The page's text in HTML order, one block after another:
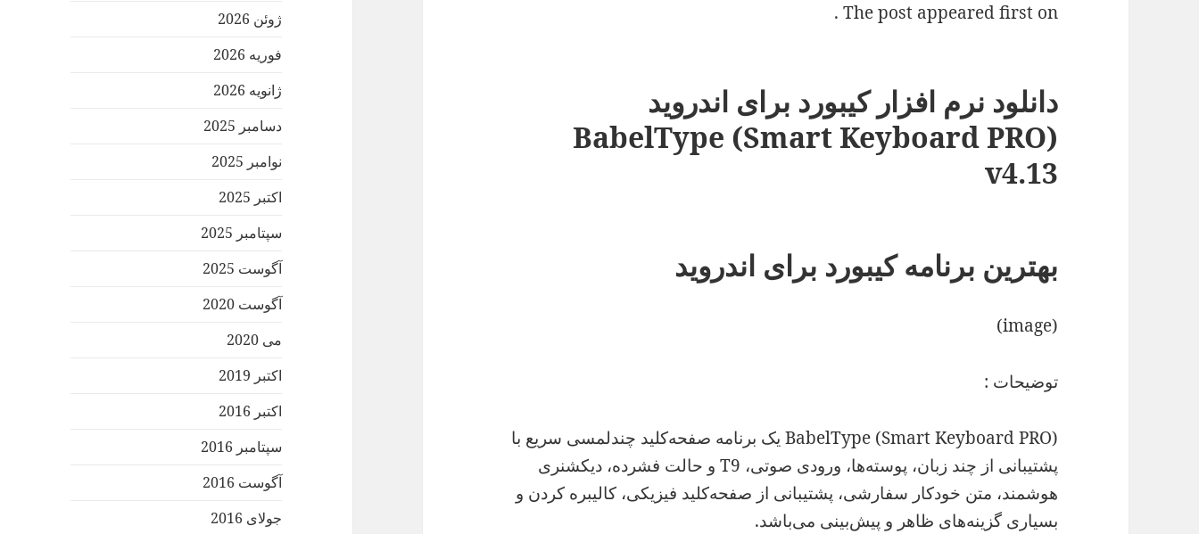
ژوئن 2026
فوریه 2026
ژانویه 2026
دسامبر 2025
نوامبر 2025
اکتبر 2025
سپتامبر 2025
آگوست 2025
آگوست 2020
می 2020
اکتبر 2019
اکتبر 2016
سپتامبر 2016
آگوست 2016
جولای 2016
The post appeared first on .
دانلود نرم افزار کیبورد برای اندروید
BabelType (Smart Keyboard PRO)
v4.13
بهترین برنامه کیبورد برای اندروید
(image)
توضیحات :
BabelType (Smart Keyboard PRO) یک برنامه صفحه‌کلید چندلمسی سریع با
پشتیبانی از چند زبان، پوسته‌ها، ورودی صوتی، T9 و حالت فشرده، دیکشنری
هوشمند، متن خودکار سفارشی، پشتیبانی از صفحه‌کلید فیزیکی، کالیبره کردن و
بسیاری گزینه‌های ظاهر و پیش‌بینی می‌باشد.